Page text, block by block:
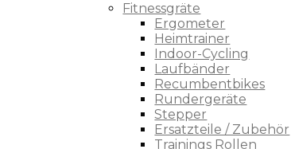
Fitnessgräte
Ergometer
Heimtrainer
Indoor-Cycling
Laufbänder
Recumbentbikes
Rundergeräte
Stepper
Ersatzteile / Zubehör
Trainings Rollen